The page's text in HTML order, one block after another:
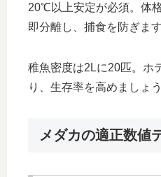
20℃以上安定が必須。体
即分離し、捕食を防ぎます
稚魚密度は2Lに20匹。ホ
り、生存率を高めましょう
メダカの適正数値